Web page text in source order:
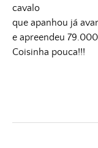
cavalo
que apanhou já
e apreendeu
Coisinha pouca!!!